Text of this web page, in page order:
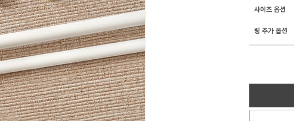
사이즈 옵션
링 추가 옵션